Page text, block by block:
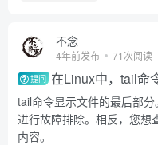
不念
4年前发布 71次阅读
提问 在Linux中，tail命
tail命令显示文件的最后部
进行故障排除。相反，您想
内容。